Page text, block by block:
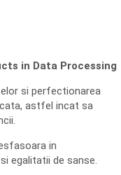
in Data Processing
si perfectionarea
astfel incat sa
in
egalitatii de sanse.